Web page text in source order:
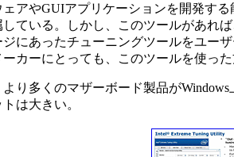
アやGUIアプリケーションを開発す
している。しかし、このツールがあれ
ジにあったチューニングツールをユー
カーにとっても、このツールを使っ
り多くのマザーボード製品が
は大きい。